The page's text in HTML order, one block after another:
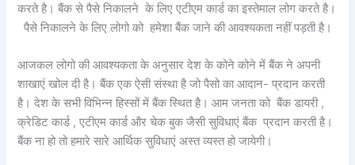
करते है। बैंक से पैसे निकालने के लिए एटीएम कार्ड का इस्तेमाल लोग करते है।
पैसे निकालने के लिए लोगो को हमेशा बैंक जाने की आवश्यकता नहीं पड़ती है।
आजकल लोगो की आवश्यकता के अनुसार देश के कोने कोने में बैंक ने अपनी
शाखाएं खोल दी है। बैंक एक ऐसी संस्था है जो पैसो का आदान- प्रदान करती
है। देश के सभी विभिन्न हिस्सों में बैंक स्थित है। आम जनता को बैंक डायरी ,
क्रेडिट कार्ड , एटीएम कार्ड और चेक बुक जैसी सुविधाएं बैंक प्रदान करती है।
बैंक ना हो तो हमारे सारे आर्थिक सुविधाएं अस्त व्यस्त हो जायेगी।